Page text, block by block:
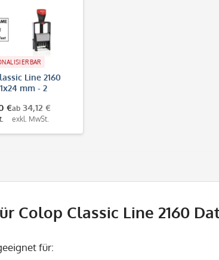
Line 2160
mm - 2
€ab34,12 €
exkl. MwSt.
Colop Classic Line 2160
für: